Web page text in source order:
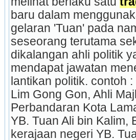
baru dalam
gelaran 'Tuan' pada
seseorang terutama
dikalangan ahli politik
mendapat jawatan
lantikan politik. contoh :
Lim Gong Gon, Ahli
Perbandaran Kota
YB. Tuan Ali bin Kalim,
kerajaan negeri YB.